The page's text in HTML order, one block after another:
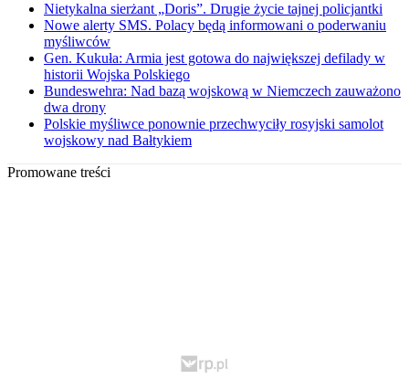
Nietykalna sierżant „Doris”. Drugie życie tajnej policjantki
Nowe alerty SMS. Polacy będą informowani o poderwaniu
myśliwców
Gen. Kukuła: Armia jest gotowa do największej defilady w
historii Wojska Polskiego
Bundeswehra: Nad bazą wojskową w Niemczech zauważono
dwa drony
Polskie myśliwce ponownie przechwyciły rosyjski samolot
wojskowy nad Bałtykiem
Promowane treści